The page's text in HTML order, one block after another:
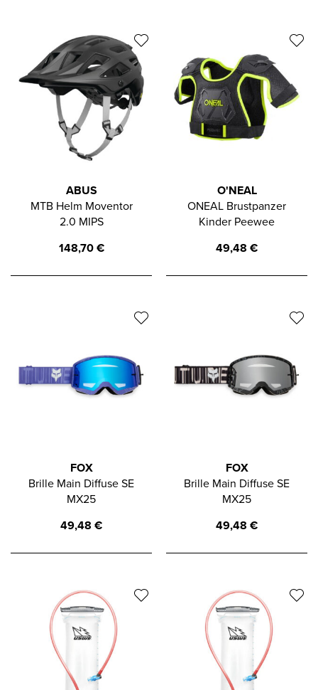
ABUS
MTB Helm Moventor
2.0 MIPS
148,70€
O'NEAL
ONEAL Brustpanzer
Kinder Peewee
49,48 €
FOX
Brille Main Diffuse SE
MX25
49,48 €
FOX
Brille Main Diffuse SE
MX25
49,48 €